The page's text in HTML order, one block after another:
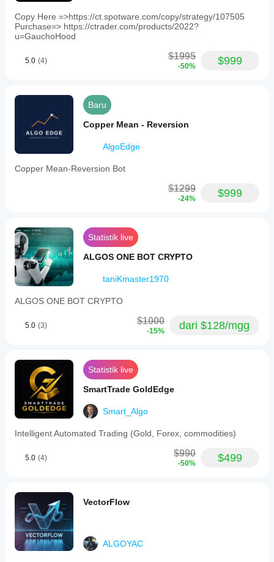
Copy Here =>https://ct.spotware.com/copy/strategy/107505
Purchase=> https://ctrader.com/products/2022?
u=GauchoHood
5.0 (4) $1995
-50% $999
Baru
Copper Mean - Reversion
AlgoEdge
Copper Mean-Reversion Bot
$1299
-24% $999
Statistik live
ALGOS ONE BOT CRYPTO
taniKmaster1970
ALGOS ONE BOT CRYPTO
5.0 (3) $1000
-15% dari $128/mgg
Statistik live
SmartTrade GoldEdge
Smart_Algo
Intelligent Automated Trading (Gold, Forex, commodities)
5.0 (4) $990
-50% $499
VectorFlow
ALGOYAC